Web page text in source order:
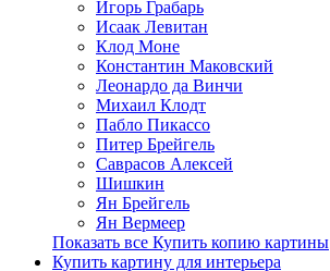
Игорь Грабарь
Исаак Левитан
Клод Моне
Константин Маковский
Леонардо да Винчи
Михаил Клодт
Пабло Пикассо
Питер Брейгель
Саврасов Алексей
Шишкин
Ян Брейгель
Ян Вермеер
Показать все Купить копию картины
Купить картину для интерьера